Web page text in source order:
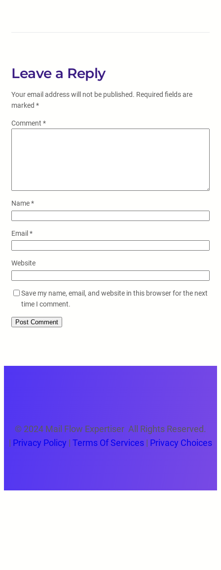
Leave a Reply
Your email address will not be published. Required fields are
marked *
Comment *
Name*
Email *
Website
Save my name, email, and website in this browser for the next
time I comment.
© 2024 Mail Flow Expertiser All Rights Reserved.
| Privacy Policy | Terms Of Services | Privacy Choices